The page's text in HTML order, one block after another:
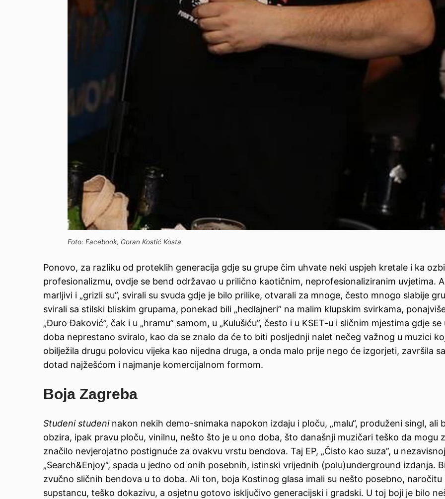
Foto: Facebook, Goran Kostić Kosta
Ponovo, za razliku od proteklih generacija gdje su grupe čim uhvate neki uspjeh kretale i ka
profesionalizmu, ovdje se bend održavao u prilično kaotičnim, neprofesionaliziranim uvjetima.
marljivi i „grizli su”, svirali su svuda gdje je bilo prilike, otvarali za mnoge, često mnogo slabije
svirali sa stilski bliskim grupama, ponekad bili „hedlajneri” na malim klupskim svirkama,
„Đuro Đaković”, čak i u „hramu” samom, u „Kulušiću”, često i u KSET-u i sličnim mjestima gdje se
doba neprestano sviralo, kao da se znalo da će to biti posljednji nalet nečeg važnog u muzici
obilježila drugu polovicu vijeka kao nijedna druga, a onda malo prije nego će izgorjeti, završila
dotad najžešćom i najmanje komercijalnom formom.
Boja Zagreba
Studeni studeninakon nekih demo-snimaka napokon izdaju i ploču, „malu“, produženi singl, ali
obzira, ipak pravu ploču, vinilnu, nešto što je u ono doba, što današnji muzičari teško da mogu
značilo nevjerojatno postignuće za ovakvu vrstu bendova. Taj EP, „Čisto kao suza”, u
„Search&Enjoy“, spada u jedno od onih posebnih, istinski vrijednih (polu)underground izdanja.
zvučno sličnih bendova u to doba. Ali ton, boja Kostinog glasa imali su nešto posebno, naročitu
supstancu, teško dokazivu, a osjetnu gotovo isključivo generacijski i gradski. U toj boji je bilo